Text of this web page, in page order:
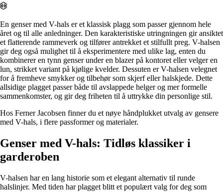
Informasjon
Tilbehør
Tips og triks
Lukk
Informasjon
Tilbehør
Tips og triks
Målsøm
Lukk
En genser med V-hals er et klassisk plagg som passer gjennom hele
året og til alle anledninger. Den karakteristiske utringningen gir ansiktet
et flatterende rammeverk og tilfører antrekket et stilfullt preg. V-halsen
gir deg også mulighet til å eksperimentere med ulike lag, enten du
kombinerer en tynn genser under en blazer på kontoret eller velger en
lun, strikket variant på kjølige kvelder. Dessuten er V-halsen velegnet
for å fremheve smykker og tilbehør som skjerf eller halskjede. Dette
allsidige plagget passer både til avslappede helger og mer formelle
sammenkomster, og gir deg friheten til å uttrykke din personlige stil.
Hos Ferner Jacobsen finner du et nøye håndplukket utvalg av gensere
med V-hals, i flere passformer og materialer.
Genser med V-hals: Tidløs klassiker i
garderoben
V-halsen har en lang historie som et elegant alternativ til runde
halslinjer. Med tiden har plagget blitt et populært valg for deg som